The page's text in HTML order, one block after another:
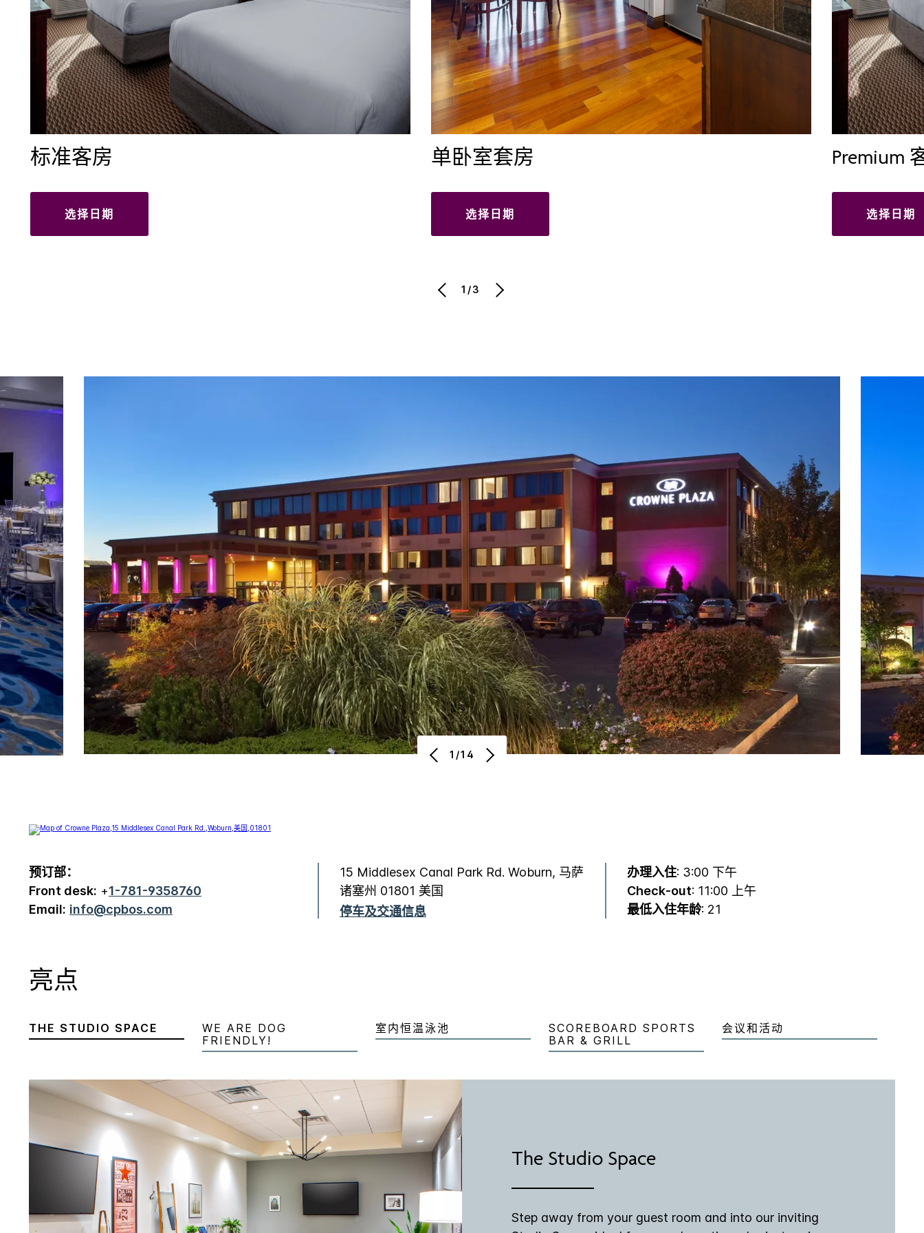
标准客房
选择日期
单卧室套房
选择日期
Premium
选择日期
1/3
1/14
预订部：
Front desk: +1-781-9358760
Email: info@cpbos.com
15 Middlesex Canal Park Rd. Woburn, 马萨
诸塞州 01801 美国
停车及交通信息
办理入住: 3:00 下午
Check-out: 11:00 上午
最低入住年龄: 21
亮点
THE STUDIO SPACE
WE ARE DOG
FRIENDLY!
室内恒温泳池
SCOREBOARD SPORTS
BAR & GRILL
会议和活动
The Studio Space
Step away from your guest room and into our inviting